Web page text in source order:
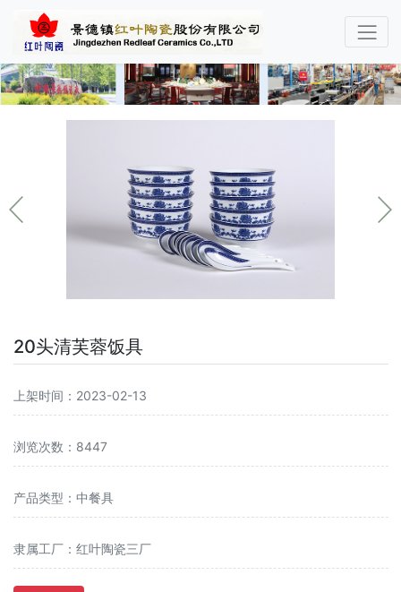
20头清芙蓉饭具
上架时间：2023-02-13
浏览次数：8447
产品类型：中餐具
隶属工厂：红叶陶瓷三厂